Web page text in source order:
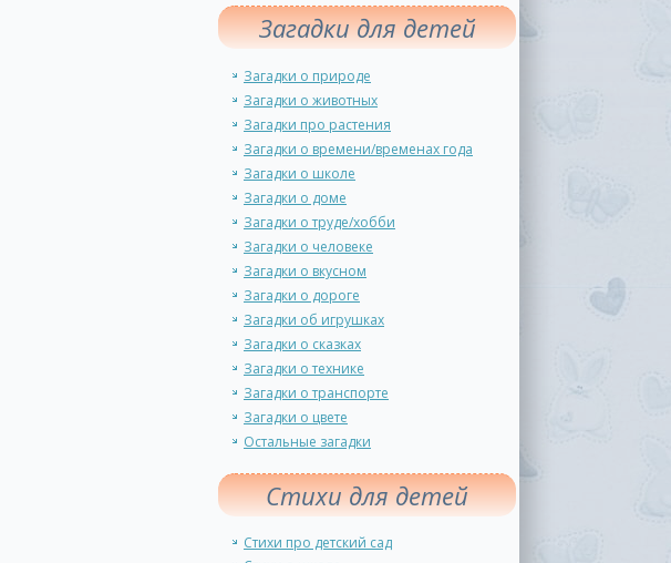
Загадки для детей
Загадки о природе
Загадки о животных
Загадки про растения
Загадки о времени/временах года
Загадки о школе
Загадки о доме
Загадки о труде/хобби
Загадки о человеке
Загадки о вкусном
Загадки о дороге
Загадки об игрушках
Загадки о сказках
Загадки о технике
Загадки о транспорте
Загадки о цвете
Остальные загадки
Стихи для детей
Стихи про детский сад